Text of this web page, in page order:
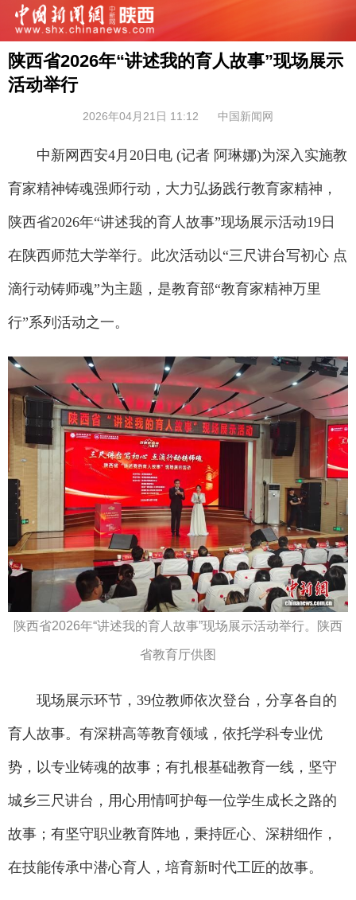
陕西省2026年“讲述我的育人故事”现场展示
活动举行
2026年04月21日 11:12 中国新闻网
中新网西安4月20日电 (记者 阿琳娜)为深入实施教
育家精神铸魂强师行动，大力弘扬践行教育家精神，
陕西省2026年“讲述我的育人故事”现场展示活动19日
在陕西师范大学举行。此次活动以“三尺讲台写初心 点
滴行动铸师魂”为主题，是教育部“教育家精神万里
行”系列活动之一。
陕西省2026年“讲述我的育人故事”现场展示活动举行。陕西
省教育厅供图
现场展示环节，39位教师依次登台，分享各自的
育人故事。有深耕高等教育领域，依托学科专业优
势，以专业铸魂的故事；有扎根基础教育一线，坚守
城乡三尺讲台，用心用情呵护每一位学生成长之路的
故事；有坚守职业教育阵地，秉持匠心、深耕细作，
在技能传承中潜心育人，培育新时代工匠的故事。